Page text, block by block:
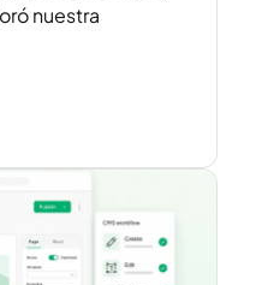
nuestra